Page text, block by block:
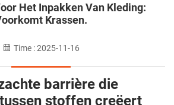
Het Inpakken Van Kleding:
Krassen.
Time : 2025-11-16
barrière die
stoffen creëert